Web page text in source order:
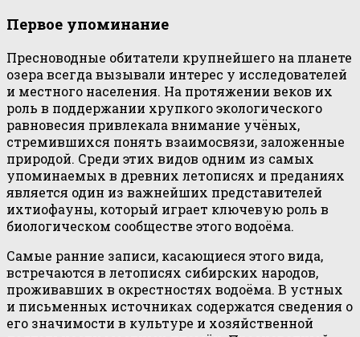
Первое упоминание
Пресноводные обитатели крупнейшего на планете
озера всегда вызывали интерес у исследователей
и местного населения. На протяжении веков их
роль в поддержании хрупкого экологического
равновесия привлекала внимание учёных,
стремившихся понять взаимосвязи, заложенные
природой. Среди этих видов одним из самых
упоминаемых в древних летописях и преданиях
является один из важнейших представителей
ихтиофауны, который играет ключевую роль в
биологическом сообществе этого водоёма.
Самые ранние записи, касающиеся этого вида,
встречаются в летописях сибирских народов,
проживавших в окрестностях водоёма. В устных
и письменных источниках содержатся сведения о
его значимости в культуре и хозяйственной